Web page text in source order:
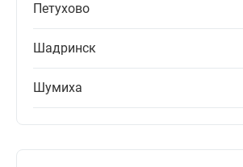
Петухово
Шадринск
Шумиха